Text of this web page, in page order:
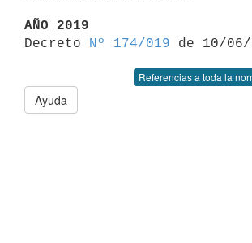
AÑO 2019
Decreto
Nº 174/019
Referencias a toda la
Ayuda